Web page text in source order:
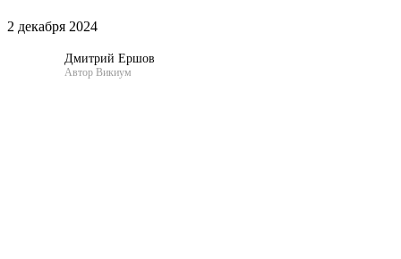
2 декабря 2024
Дмитрий Ершов
Автор Викиум